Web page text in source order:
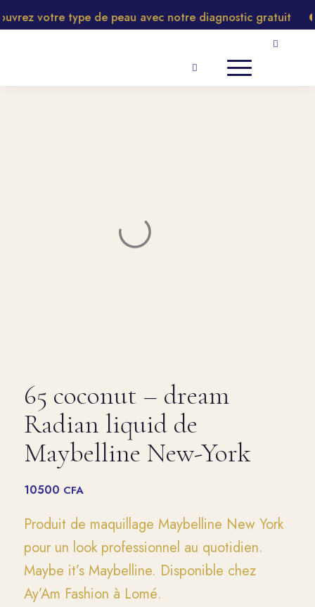
votre type de peau avec notre diagnostic gratuit
65 coconut – dream
Radian liquid de
Maybelline New-York
10500 CFA
Produit de maquillage Maybelline New York
pour un look professionnel au quotidien.
Maybe it’s Maybelline. Disponible chez
Ay’Am Fashion à Lomé.